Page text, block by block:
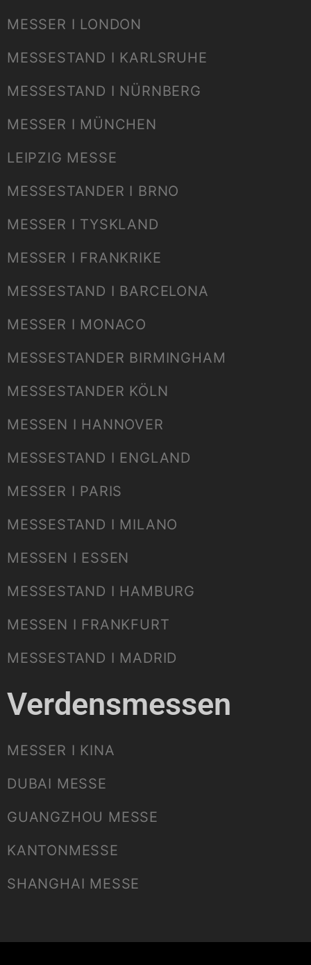
MESSER I LONDON
MESSESTAND I KARLSRUHE
MESSESTAND I NÜRNBERG
MESSER I MÜNCHEN
LEIPZIG MESSE
MESSESTANDER I BRNO
MESSER I TYSKLAND
MESSER I FRANKRIKE
MESSESTAND I BARCELONA
MESSER I MONACO
MESSESTANDER BIRMINGHAM
MESSESTANDER KÖLN
MESSEN I HANNOVER
MESSESTAND I ENGLAND
MESSER I PARIS
MESSESTAND I MILANO
MESSEN I ESSEN
MESSESTAND I HAMBURG
MESSEN I FRANKFURT
MESSESTAND I MADRID
Verdensmessen
MESSER I KINA
DUBAI MESSE
GUANGZHOU MESSE
KANTONMESSE
SHANGHAI MESSE